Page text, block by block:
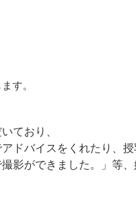
す。
ており、
ドバイスをくれたり、
影ができました。」等、